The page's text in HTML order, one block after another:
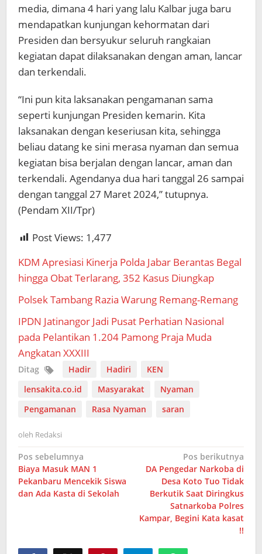
media, dimana 4 hari yang lalu Kalbar juga baru
mendapatkan kunjungan kehormatan dari
Presiden dan bersyukur seluruh rangkaian
kegiatan dapat dilaksanakan dengan aman, lancar
dan terkendali.
“Ini pun kita laksanakan pengamanan sama
seperti kunjungan Presiden kemarin. Kita
laksanakan dengan keseriusan kita, sehingga
beliau datang ke sini merasa nyaman dan semua
kegiatan bisa berjalan dengan lancar, aman dan
terkendali. Agendanya dua hari tanggal 26 sampai
dengan tanggal 27 Maret 2024,” tutupnya.
(Pendam XII/Tpr)
Post Views: 1,477
KDM Apresiasi Kinerja Polda Jabar Berantas Begal
hingga Obat Terlarang, 352 Kasus Diungkap
Polsek Tambang Razia Warung Remang-Remang
IPDN Jatinangor Jadi Pusat Perhatian Nasional
pada Pelantikan 1.204 Pamong Praja Muda
Angkatan XXXIII
Ditag Hadir Hadiri
KEN
lensakita.co.id
Masyarakat
Nyaman
Pengamanan
Rasa Nyaman saran
oleh Redaksi
Navigasi
pos
Pos sebelumnya
Biaya Masuk MAN 1
Pekanbaru Mencekik Siswa
dan Ada Kasta di Sekolah
Pos berikutnya
DA Pengedar Narkoba di
Desa Koto Tuo Tidak
Berkutik Saat Diringkus
Satnarkoba Polres
Kampar, Begini Kata kasat
!!